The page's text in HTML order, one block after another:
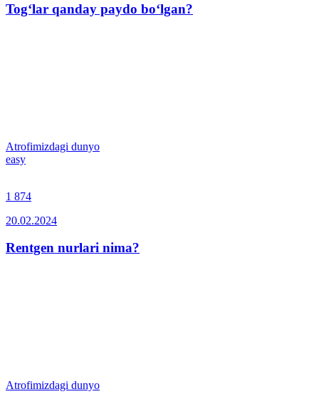
Tog‘lar qanday paydo bo‘lgan?
Atrofimizdagi dunyo
easy
1 874
20.02.2024
Rentgen nurlari nima?
Atrofimizdagi dunyo